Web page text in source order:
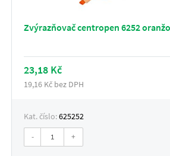
Zvýrazňovač centropen 6252
23,18 Kč
19,16 Kč bez DPH
Kat. číslo:625252
- +